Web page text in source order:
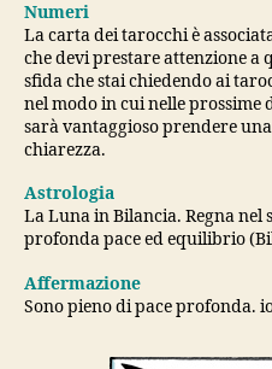
Numeri
La carta dei tarocchi è
che devi prestare attenzione a
sfida che stai chiedendo ai
nel modo in cui nelle
sarà vantaggioso prendere
chiarezza.
Astrologia
La Luna in Bilancia. Regna nel
profonda pace ed equilibrio
Affermazione
Sono pieno di pace profonda.